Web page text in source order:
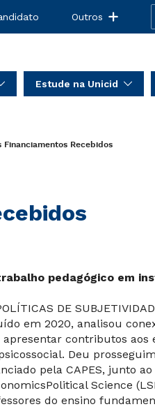
Outros
Estude na Unicid
Financiamentos Recebidos
pedagógico em
DE
em 2020, analisou
contributos aos
Deu
pela CAPES, junto
Science
do ensino